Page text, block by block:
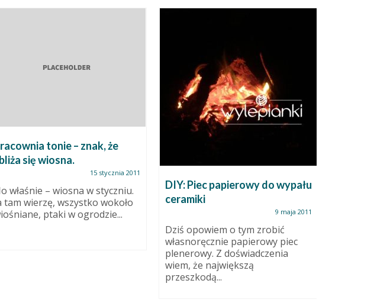
tonie – znak, że
się wiosna.
15 stycznia 2011
właśnie – wiosna w styczniu.
tam wierzę, wszystko wokoło
ptaki w ogrodzie...
DIY: Piec papierowy do wypału
ceramiki
9 maja 2011
Dziś opowiem o tym zrobić
własnoręcznie papierowy piec
plenerowy. Z doświadczenia
wiem, że największą
przeszkodą...